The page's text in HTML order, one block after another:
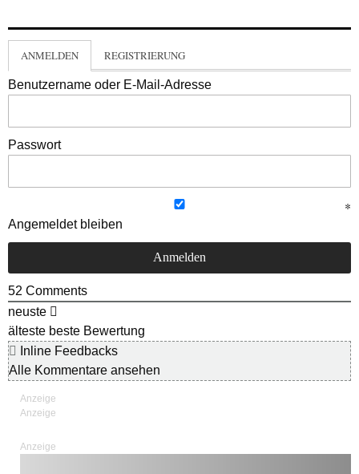
ANMELDEN REGISTRIERUNG
Benutzername oder E-Mail-Adresse
Passwort
Angemeldet bleiben
52 Comments
neuste
älteste beste Bewertung
Inline Feedbacks
Alle Kommentare ansehen
Anzeige